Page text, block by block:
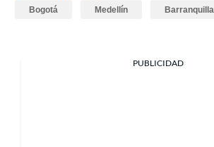
Bogotá Medellín Barranquilla
PUBLICIDAD